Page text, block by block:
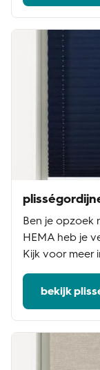
Ben je opzoek
HEMA heb je
Kijk voor meer
bekijk